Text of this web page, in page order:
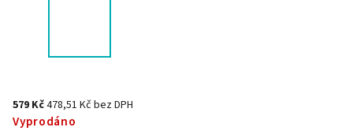
579 Kč478,51 Kč bez DPH
Vyprodáno